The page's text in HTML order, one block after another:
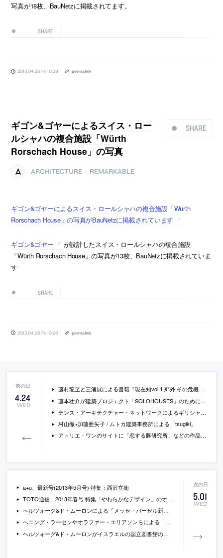
写真が18枚、BauNetzに掲載されてます。
SHARE
2013.04.26 Fri 10:39 permalink
SHARE
ギゴン&ゴヤーによるスイス・ロー
ルシャハの複合施設「Würth
Rorschach House」の写真
ARCHITECTURE REMARKABLE
ギゴン&ゴヤーによるスイス・ロールシャハの複合施設「Würth
Rorschach House」の写真がBauNetzに掲載されています
ギゴン&ゴヤー
が設計したスイス・ロールシャハの複合施設
「Würth Rorschach House」の写真が13枚、BauNetzに掲載されていま
す
SHARE
2013.04.26 Fri 10:26 permalink
4.24
WED
藤村龍至と三浦展による書籍『現在知vol.1 郊外 その危機と再生』
藤本壮介が建築プロジェクト「SOLOHOUSES」のために設計している住宅「geometric forest」の画像
テンス・アーキテクチャー・ネットワークによるギリシャ・キフィシアの住宅の写真
村山徹+加藤亜矢子 / ムトカ建築事務所による「tsugiki」
アトリエ・ワンのサイトに「恋する豚研究所」などの作品の写真が追加
5.01
WED
a+u、最新号(2013年5月号) 特集：西沢立衛
TOTO通信、2013年春号 特集「やわらかなデザイン」のオンライン版
ヘルツォーク&ド・ムーロンによる「メッセ・バーゼル新館」の動画
へニング・ラーセンやオラファー・エリアソンらによる「ハルパ・レイキャビク・コンサートホール＆カンファレンスセンター」が2013年ミース・ファン・ローエ賞を受賞
ヘルツォーグ&ド・ムーロンがイスラエルの国立図書館の設計コンペに勝利